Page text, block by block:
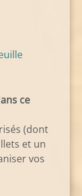
ce
(dont
et un
vos